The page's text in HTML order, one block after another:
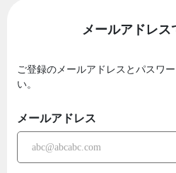
メールアドレス
ご登録のメールアドレスとパスワ
い。
メールアドレス